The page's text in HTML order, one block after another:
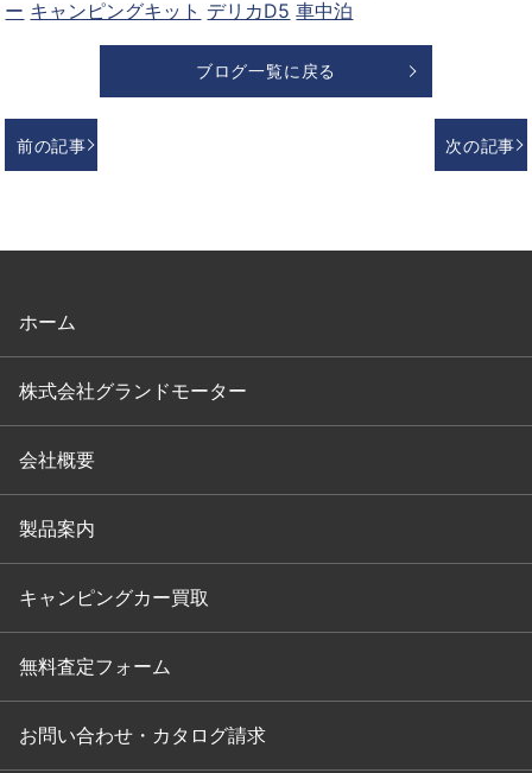
ー キャンピングキット デリカD5 車中泊
ブログ一覧に戻る
前の記事 次の記事
ホーム
株式会社グランドモーター
会社概要
製品案内
キャンピングカー買取
無料査定フォーム
お問い合わせ・カタログ請求